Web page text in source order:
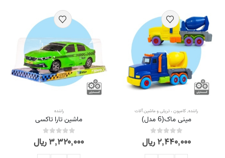
راننده, کامیون ، تریلی و ماشین آلات
مینی ماک(6 مدل)
۲,۴۴۰,۰۰۰ ریال
راننده
ماشین تارا تاکسی
۳,۳۲۰,۰۰۰ریال